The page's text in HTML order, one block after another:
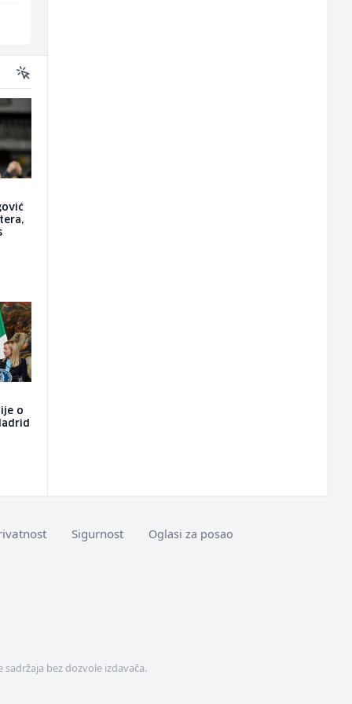
o
Sigurnost Oglasi za posao
bez dozvole izdavača.